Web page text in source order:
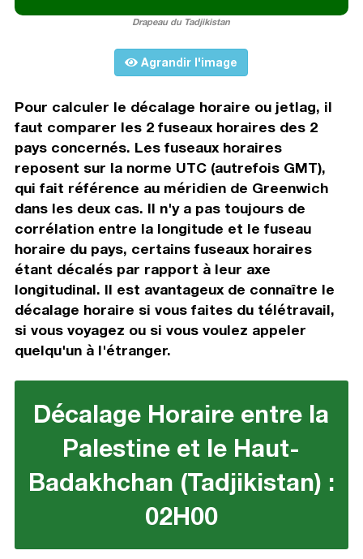
Drapeau du Tadjikistan
Agrandir l'image
Pour calculer le décalage horaire ou jetlag, il
faut comparer les 2 fuseaux horaires des 2
pays concernés. Les fuseaux horaires
reposent sur la norme UTC (autrefois GMT),
qui fait référence au méridien de Greenwich
dans les deux cas. Il n'y a pas toujours de
corrélation entre la longitude et le fuseau
horaire du pays, certains fuseaux horaires
étant décalés par rapport à leur axe
longitudinal. Il est avantageux de connaître le
décalage horaire si vous faites du télétravail,
si vous voyagez ou si vous voulez appeler
quelqu'un à l'étranger.
Décalage Horaire entre la
Palestine et le Haut-
Badakhchan (Tadjikistan) :
02H00